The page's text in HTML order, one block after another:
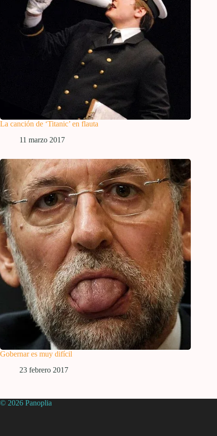
La canción de ‘Titanic’ en flauta
11 marzo 2017
Gobernar es muy difícil
23 febrero 2017
© 2026 Panoplia